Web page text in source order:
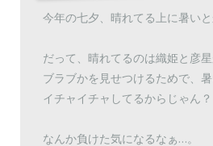
今年の七夕、晴れてる上に暑い
だって、晴れてるのは織姫と彦
ブラブかを見せつけるためで、
イチャイチャしてるからじゃん？
なんか負けた気になるなぁ…。